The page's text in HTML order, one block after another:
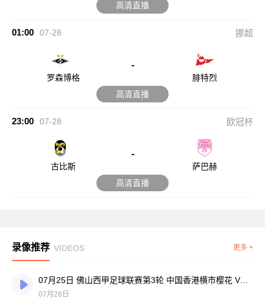
高清直播
01:00 07-28 挪超
罗森博格
-
腓特烈
高清直播
23:00 07-28 欧冠杯
古比斯
-
萨巴赫
高清直播
录像推荐 VIDEOS 更多 +
07月25日 佛山西甲足球联赛第3轮 中国香港横市樱花 VS 吉图省实青年 全场录像
07月28日